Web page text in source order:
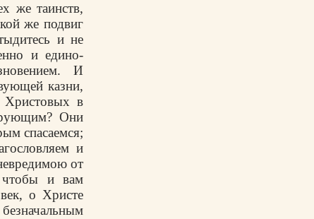
же таинств,
же подвиг
и не
и едино­
И
казни,
Христовых в
Они
спасаемся;
и
от
чтобы и вам
о Христе